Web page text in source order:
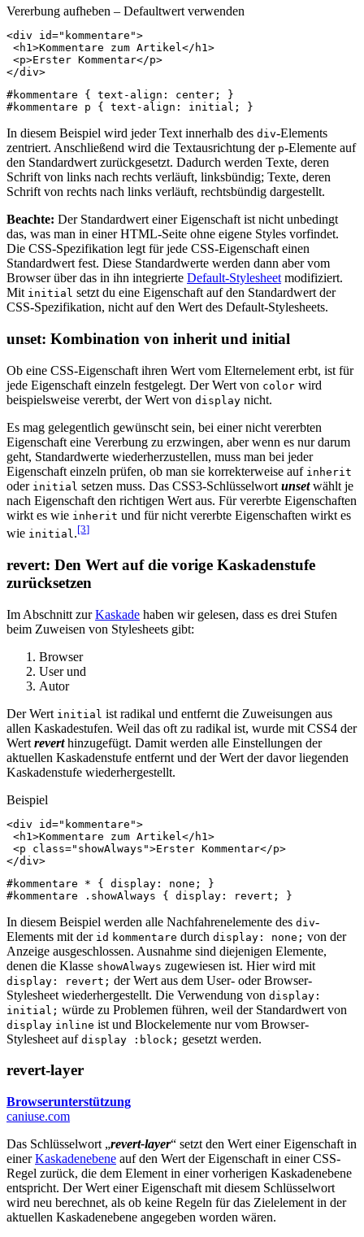
Vererbung aufheben – Defaultwert verwenden
<div id="kommentare">
<h1>Kommentare zum Artikel</ h1>
<p>Erster Kommentar</p>
</div>
#kommentare
{ text-align : center ;
}
#kommentare
p { text-align : initial ; }
In diesem Beispiel wird jeder Text innerhalb des div-Elements
zentriert. Anschließend wird die Textausrichtung der p-Elemente auf
den Standardwert zurückgesetzt. Dadurch werden Texte, deren
Schrift von links nach rechts verläuft, linksbündig; Texte, deren
Schrift von rechts nach links verläuft, rechtsbündig dargestellt.
Beachte: Der Standardwert einer Eigenschaft ist nicht unbedingt
das, was man in einer HTML-Seite ohne eigene Styles vorfindet.
Die CSS-Spezifikation legt für jede CSS-Eigenschaft einen
Standardwert fest. Diese Standardwerte werden dann aber vom
Browser über das in ihn integrierte Default-Stylesheet modifiziert.
Mit initial setzt du eine Eigenschaft auf den Standardwert der
CSS-Spezifikation, nicht auf den Wert des Default-Stylesheets.
unset: Kombination von inherit und initial
Ob eine CSS-Eigenschaft ihren Wert vom Elternelement erbt, ist für
jede Eigenschaft einzeln festgelegt. Der Wert von color wird
beispielsweise vererbt, der Wert von display nicht.
Es mag gelegentlich gewünscht sein, bei einer nicht vererbten
Eigenschaft eine Vererbung zu erzwingen, aber wenn es nur darum
geht, Standardwerte wiederherzustellen, muss man bei jeder
Eigenschaft einzeln prüfen, ob man sie korrekterweise auf inherit
oder initial setzen muss. Das CSS3-Schlüsselwort unsetwählt je
nach Eigenschaft den richtigen Wert aus. Für vererbte Eigenschaften
wirkt es wie inherit und für nicht vererbte Eigenschaften wirkt es
wie initial.[3]
revert: Den Wert auf die vorige Kaskadenstufe
zurücksetzen
Im Abschnitt zurKaskade haben wir gelesen, dass es drei Stufen
beim Zuweisen von Stylesheets gibt:
Browser
User und
Autor
Der Wert initial ist radikal und entfernt die Zuweisungen aus
allen Kaskadestufen. Weil das oft zu radikal ist, wurde mit CSS4 der
Wert reverthinzugefügt. Damit werden alle Einstellungen der
aktuellen Kaskadenstufe entfernt und der Wert der davor liegenden
Kaskadenstufe wiederhergestellt.
Beispiel
<div id="kommentare">
<h1 >Kommentare zum Artikel </ h1 >
<p class="showAlways">Erster Kommentar</p>
</div>
#kommentare
* { display : none ;
}
#kommentare
.showAlways { display : revert ; }
In diesem Beispiel werden alle Nachfahrenelemente des div-
Elements mit der id kommentare durch display: none; von der
Anzeige ausgeschlossen. Ausnahme sind diejenigen Elemente,
denen die Klasse showAlways zugewiesen ist. Hier wird mit
display: revert; der Wert aus dem User- oder Browser-
Stylesheet wiederhergestellt. Die Verwendung von display:
initial; würde zu Problemen führen, weil der Standardwert von
display inline ist und Blockelemente nur vom Browser-
Stylesheet auf display :block; gesetzt werden.
revert-layer
Browserunterstützung
caniuse.com
Das Schlüsselwort „revert-layer“ setzt den Wert einer Eigenschaft in
einerKaskadenebene auf den Wert der Eigenschaft in einer CSS-
Regel zurück, die dem Element in einer vorherigen Kaskadenebene
entspricht. Der Wert einer Eigenschaft mit diesem Schlüsselwort
wird neu berechnet, als ob keine Regeln für das Zielelement in der
aktuellen Kaskadenebene angegeben worden wären.